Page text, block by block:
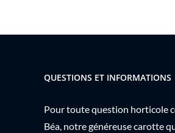
QUESTIONS ET INFORMATIONS
Pour toute question horticole
Béa, notre généreuse carotte